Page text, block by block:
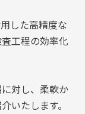
した高精度な
工程の効率化
対し、柔軟か
いたします。